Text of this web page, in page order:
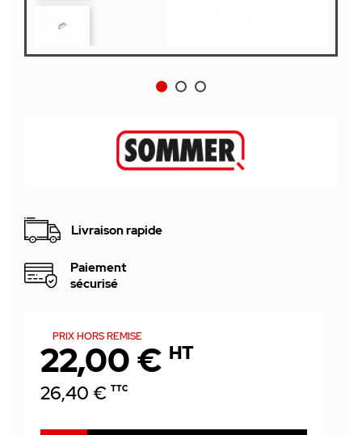
Livraison rapide
Paiement
sécurisé
PRIX HORS REMISE
22,00 € HT
26,40 € TTC